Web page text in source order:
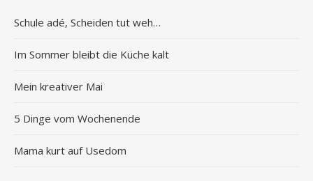
Schule adé, Scheiden tut weh…
Im Sommer bleibt die Küche kalt
Mein kreativer Mai
5 Dinge vom Wochenende
Mama kurt auf Usedom